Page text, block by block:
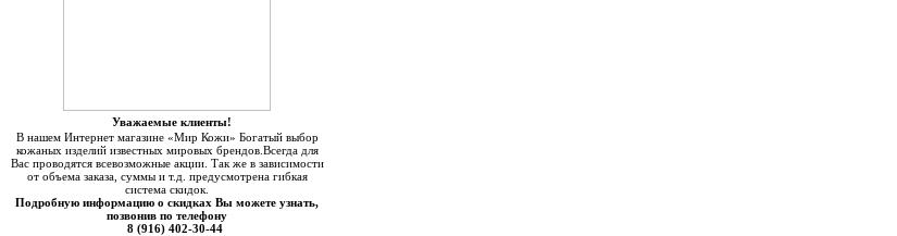
Уважаемые клиенты!
В нашем Интернет магазине «Мир Кожи» Богатый выбор
кожаных изделий известных мировых брендов.Всегда для
Вас проводятся всевозможные акции. Так же в зависимости
от объема заказа, суммы и т.д. предусмотрена гибкая
система скидок.
Подробную информацию о скидках Вы можете узнать,
позвонив по телефону
8 (916) 402-30-44